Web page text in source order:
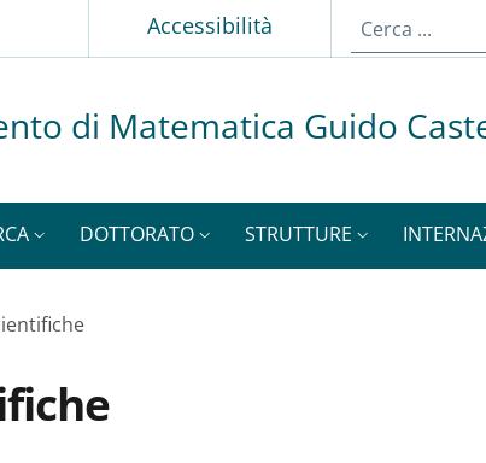
Accessibilità
di Matematica Guido
DOTTORATO STRUTTURE